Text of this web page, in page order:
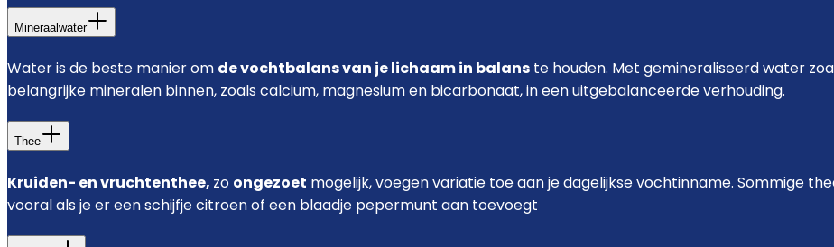
Mineraalwater
Water is de beste manier om de vochtbalans van je lichaam in balans te houden. Met gemineraliseerd water
belangrijke mineralen binnen, zoals calcium, magnesium en bicarbonaat, in een uitgebalanceerde verhouding.
Thee
Kruiden- en vruchtenthee, zo ongezoet mogelijk, voegen variatie toe aan je dagelijkse vochtinname. Sommige
vooral als je er een schijfje citroen of een blaadje pepermunt aan toevoegt